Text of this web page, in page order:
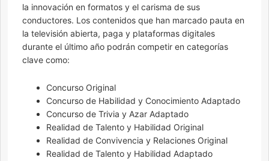
la innovación en formatos y el carisma de sus
conductores. Los contenidos que han marcado pauta en
la televisión abierta, paga y plataformas digitales
durante el último año podrán competir en categorías
clave como:
Concurso Original
Concurso de Habilidad y Conocimiento Adaptado
Concurso de Trivia y Azar Adaptado
Realidad de Talento y Habilidad Original
Realidad de Convivencia y Relaciones Original
Realidad de Talento y Habilidad Adaptado